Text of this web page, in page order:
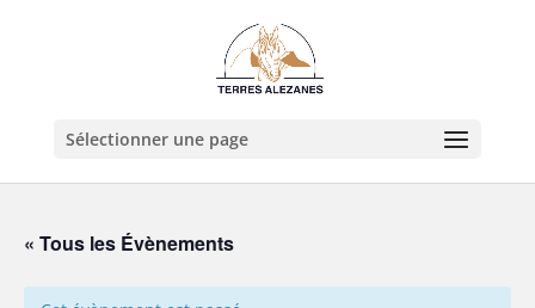
Sélectionner une page
« Tous les Évènements